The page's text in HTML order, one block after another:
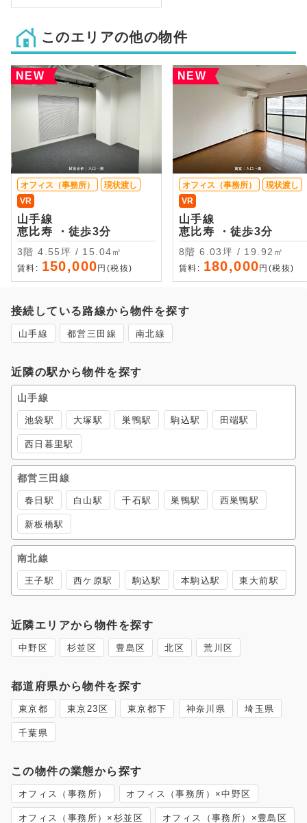
このエリアの他の物件
NEW
オフィス（事務所）
現状渡し
VR
山手線
恵比寿 ・徒歩3分
3階 4.55坪 / 15.04㎡
賃料: 150,000 円(税抜)
NEW
オフィス（事務所）
現状渡し
VR
山手線
恵比寿 ・徒歩3分
8階 6.03坪 / 19.92㎡
賃料: 180,000 円(税抜)
接続している路線から物件を探す
山手線 都営三田線 南北線
近隣の駅から物件を探す
山手線
池袋駅 大塚駅 巣鴨駅 駒込駅 田端駅
西日暮里駅
都営三田線
春日駅 白山駅 千石駅 巣鴨駅 西巣鴨駅
新板橋駅
南北線
王子駅 西ケ原駅 駒込駅 本駒込駅 東大前駅
近隣エリアから物件を探す
中野区 杉並区 豊島区 北区 荒川区
都道府県から物件を探す
東京都 東京23区 東京都下 神奈川県 埼玉県
千葉県
この物件の業態から探す
オフィス（事務所） オフィス（事務所）×中野区
オフィス（事務所）×杉並区 オフィス（事務所）×豊島区